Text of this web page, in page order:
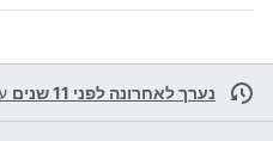
נערך לאחרונה לפני 11 שנים